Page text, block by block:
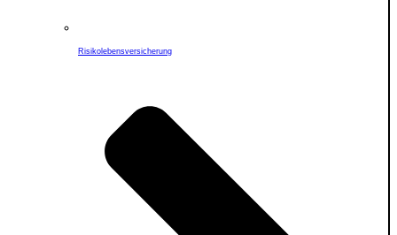
Risikolebensversicherung